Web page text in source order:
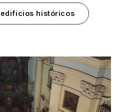
históricos